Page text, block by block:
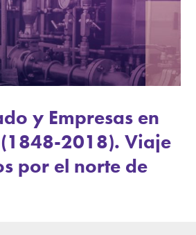
y Empresas en
2018). Viaje
por el norte de